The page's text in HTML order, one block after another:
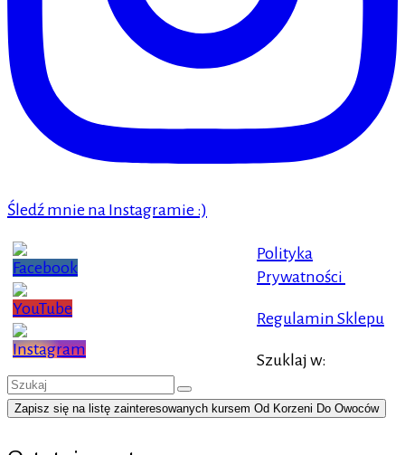
Śledź mnie na Instagramie :)
Polityka
Prywatności
Regulamin Sklepu
Szuklaj w:
Zapisz się na listę zainteresowanych kursem Od Korzeni Do Owoców